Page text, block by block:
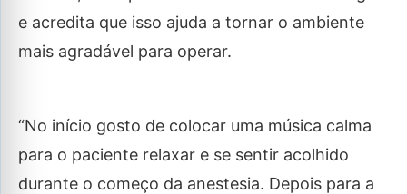
e acredita que isso ajuda a tornar o ambiente
mais agradável para operar.
“No início gosto de colocar uma música calma
para o paciente relaxar e se sentir acolhido
durante o começo da anestesia. Depois para a